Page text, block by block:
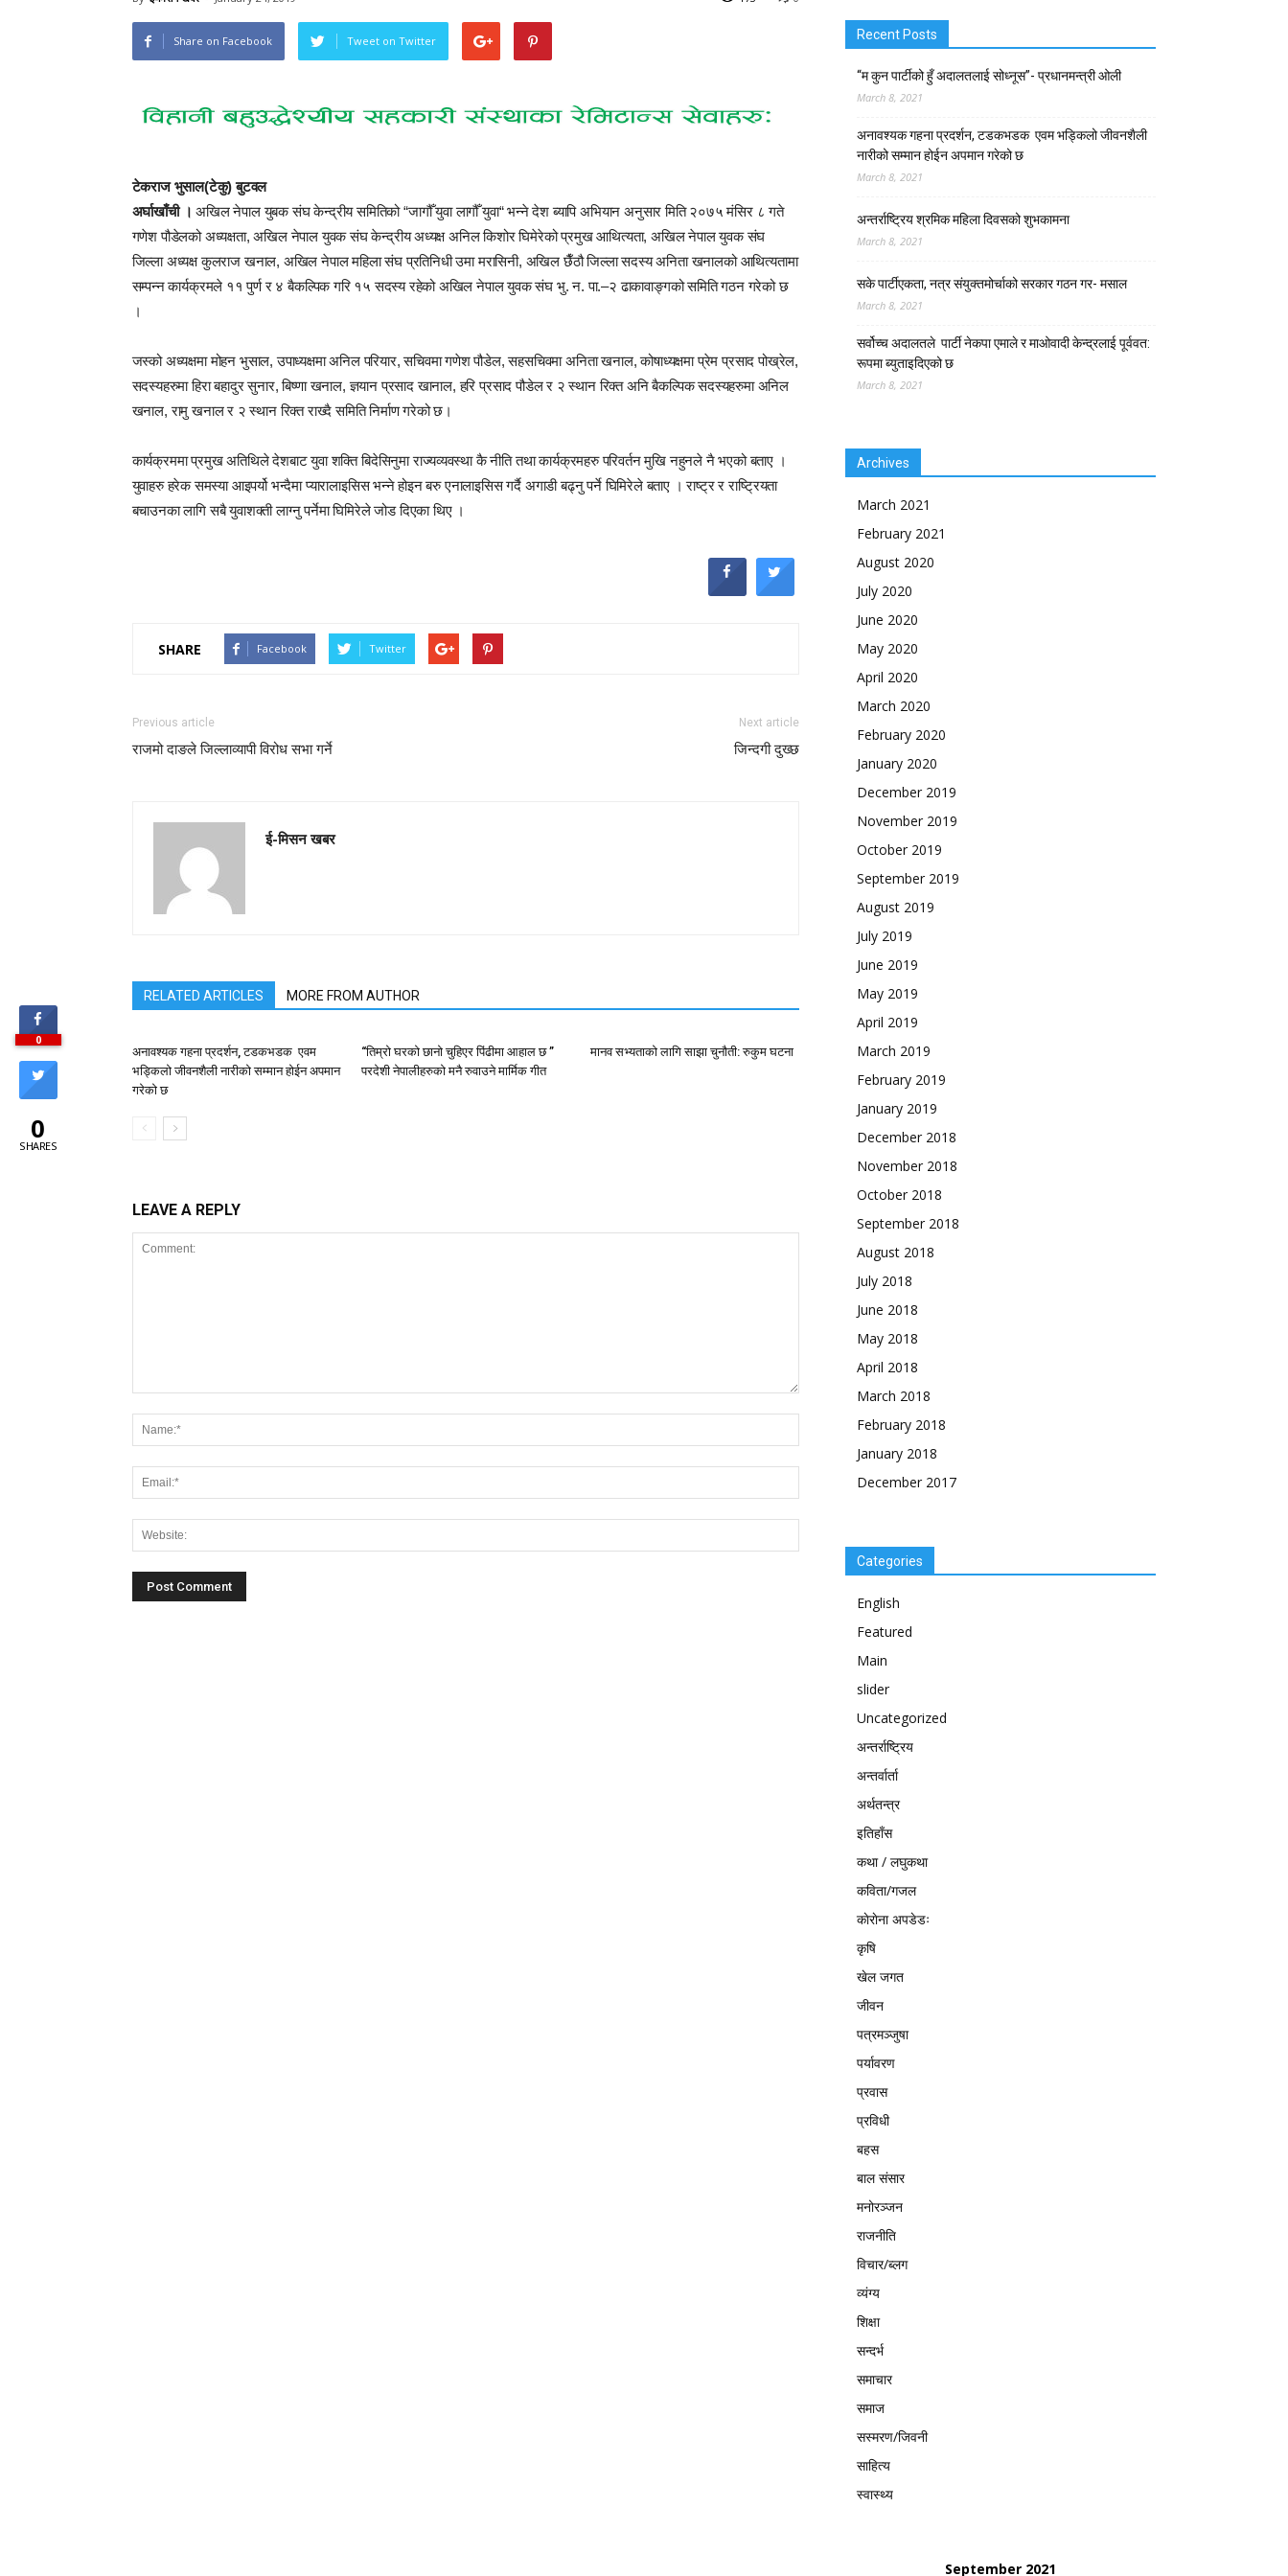
Share on Facebook Tweet on Twitter
टेकराज भुसाल(टेकु) बुटवल
अर्घाखाँची ।अखिल नेपाल युबक संघ केन्द्रीय समितिको “जागौँ युवा लागौँ युवा“ भन्ने देश ब्यापि अभियान अनुसार मिति २०७५ मंसिर ८ गते
गणेश पौडेलको अध्यक्षता, अखिल नेपाल युवक संघ केन्द्रीय अध्यक्ष अनिल किशोर घिमेरेको प्रमुख आथित्यता, अखिल नेपाल युवक संघ
जिल्ला अध्यक्ष कुलराज खनाल, अखिल नेपाल महिला संघ प्रतिनिधी उमा मरासिनी, अखिल छैँठौ जिल्ला सदस्य अनिता खनालको आथित्यतामा
सम्पन्न कार्यक्रमले ११ पुर्ण र ४ बैकल्पिक गरि १५ सदस्य रहेको अखिल नेपाल युवक संघ भु. न. पा.–२ ढाकावाङ्गको समिति गठन गरेको छ
।
जस्को अध्यक्षमा मोहन भुसाल, उपाध्यक्षमा अनिल परियार, सचिवमा गणेश पौडेल, सहसचिवमा अनिता खनाल, कोषाध्यक्षमा प्रेम प्रसाद पोख्रेल,
सदस्यहरुमा हिरा बहादुर सुनार, बिष्णा खनाल, ज्ञयान प्रसाद खानाल, हरि प्रसाद पौडेल र २ स्थान रिक्त अनि बैकल्पिक सदस्यहरुमा अनिल
खनाल, रामु खनाल र २ स्थान रिक्त राख्दै समिति निर्माण गरेको छ।
कार्यक्रममा प्रमुख अतिथिले देशबाट युवा शक्ति बिदेसिनुमा राज्यव्यवस्था कै नीति तथा कार्यक्रमहरु परिवर्तन मुखि नहुनले नै भएको बताए ।
युवाहरु हरेक समस्या आइपर्यो भन्दैमा प्यारालाइसिस भन्ने होइन बरु एनालाइसिस गर्दै अगाडी बढ्नु पर्ने घिमिरेले बताए । राष्ट्र र राष्ट्रियता
बचाउनका लागि सबै युवाशक्ती लाग्नु पर्नेमा घिमिरेले जोड दिएका थिए ।
SHARE Facebook Twitter
Previous article
राजमो दाङले जिल्लाव्यापी विरोध सभा गर्ने
Next article
जिन्दगी दुख्छ
ई-मिसन खबर
RELATED ARTICLES MORE FROM AUTHOR
अनावश्यक गहना प्रदर्शन, टडकभडक एवम
भड्किलो जीवनशैली नारीको सम्मान होईन अपमान
गरेको छ
“तिम्रो घरको छानो चुहिएर पिंढीमा आहाल छ ”
परदेशी नेपालीहरुको मनै रुवाउने मार्मिक गीत
मानव सभ्यताको लागि साझा चुनौती: रुकुम घटना
LEAVE A REPLY
Recent Posts
“म कुन पार्टीको हुँ अदालतलाई सोध्नूस”- प्रधानमन्त्री ओली
March 8, 2021
अनावश्यक गहना प्रदर्शन, टडकभडक एवम भड्किलो जीवनशैली
नारीको सम्मान होईन अपमान गरेको छ
March 8, 2021
अन्तर्राष्ट्रिय श्रमिक महिला दिवसको शुभकामना
March 8, 2021
सके पार्टीएकता, नत्र संयुक्तमोर्चाको सरकार गठन गर- मसाल
March 8, 2021
सर्वोच्च अदालतले पार्टी नेकपा एमाले र माओवादी केन्द्रलाई पूर्ववत:
रूपमा ब्युताइदिएको छ
March 8, 2021
Archives
March 2021
February 2021
August 2020
July 2020
June 2020
May 2020
April 2020
March 2020
February 2020
January 2020
December 2019
November 2019
October 2019
September 2019
August 2019
July 2019
June 2019
May 2019
April 2019
March 2019
February 2019
January 2019
December 2018
November 2018
October 2018
September 2018
August 2018
July 2018
June 2018
May 2018
April 2018
March 2018
February 2018
January 2018
December 2017
Categories
English
Featured
Main
slider
Uncategorized
अन्तर्राष्ट्रिय
अन्तर्वार्ता
अर्थतन्त्र
इतिहाँस
कथा / लघुकथा
कविता/गजल
काेराेना अपडेडः
कृषि
खेल जगत
जीवन
पत्रमञ्जुषा
पर्यावरण
प्रवास
प्रविधी
बहस
बाल संसार
मनोरञ्जन
राजनीति
विचार/ब्लग
व्यंग्य
शिक्षा
सन्दर्भ
समाचार
समाज
सस्मरण/जिवनी
साहित्य
स्वास्थ्य
September 2021
0
0
SHARES